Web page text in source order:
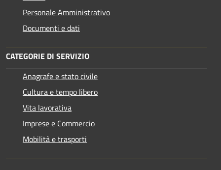
Personale Amministrativo
Documenti e dati
CATEGORIE DI SERVIZIO
Anagrafe e stato civile
Cultura e tempo libero
Vita lavorativa
Imprese e Commercio
Mobilità e trasporti